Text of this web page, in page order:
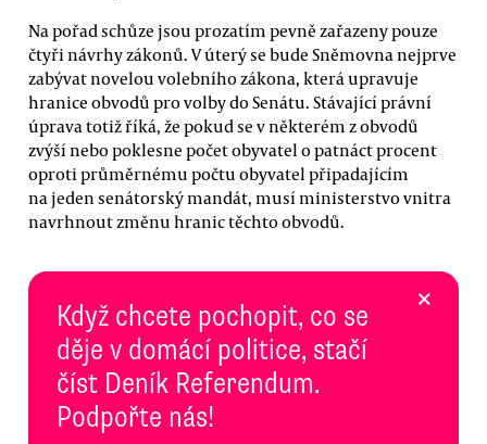
Na pořad schůze jsou prozatím pevně zařazeny pouze
čtyři návrhy zákonů. V úterý se bude Sněmovna nejprve
zabývat novelou volebního zákona, která upravuje
hranice obvodů pro volby do Senátu. Stávající právní
úprava totiž říká, že pokud se v některém z obvodů
zvýší nebo poklesne počet obyvatel o patnáct procent
oproti průměrnému počtu obyvatel připadajícím
na jeden senátorský mandát, musí ministerstvo vnitra
navrhnout změnu hranic těchto obvodů.
Když chcete pochopit, co se
děje v domácí politice, stačí
číst Deník Referendum.
Podpořte nás!
×